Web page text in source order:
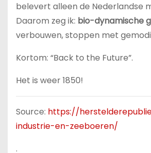
belevert alleen de Nederlandse
Daarom zeg ik: bio-dynamische
verbouwen, stoppen met
Kortom: “Back to the Future”.
Het is weer 1850!
Source: https://
industrie-en-zeeboeren/
.